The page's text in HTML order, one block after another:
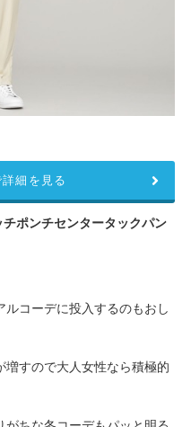
ポンチセンタータックパン
コーデに投入するのもおし
すので大人女性なら積極的
細を見る